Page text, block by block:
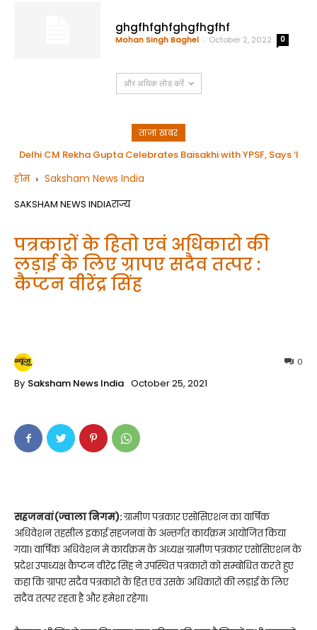
ghgfhfghfghgfhgfhf
Mohan Singh Baghel - October 2, 2022 0
और अधिक लोड करें